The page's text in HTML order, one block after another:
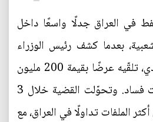
في العراق جدلًا واسعًا داخل
بعدما كشف رئيس الوزراء
الجديد، علي فالح الزيدي، تلقّيه عرضًا بقيمة 200 مليون
دولار للتستُّر على ملفات فساد. وتحوّلت القضية خلال 3
الملفات تداولًا في العراق، مع